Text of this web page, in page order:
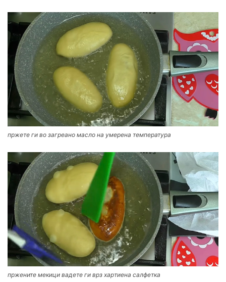
пржете ги во загреано масло на умерена температура
пржените мекици вадете ги врз хартиена салфетка